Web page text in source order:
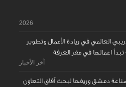
2026
العالمي في ريادة الأعمال وتطوير
اعمالها في مقر الغرفة
آخر الأخبار
دمشق وريفها لبحث آفاق التعاون